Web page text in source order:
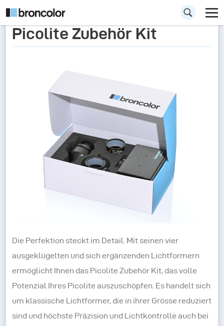
Unübertroffene Präzision
Picolite Zubehör Kit
Die Perfektion steckt im Detail. Mit seinen vier
ausgeklügelten und sich ergänzenden Lichtformern
ermöglicht Ihnen das Picolite Zubehör Kit, das volle
Potenzial Ihres Picolite auszuschöpfen. Es handelt sich
um klassische Lichtformer, die in ihrer Grösse reduziert
sind und höchste Präzision und Lichtkontrolle auch bei